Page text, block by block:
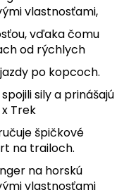
vlastnosťami,
vďaka čomu
od rýchlych
po kopcoch.
sily a prinášajú
Trek
špičkové
na trailoch.
na horskú
vlastnosťami